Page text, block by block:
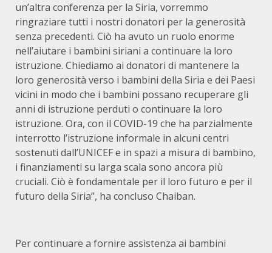
un’altra conferenza per la Siria, vorremmo
ringraziare tutti i nostri donatori per la generosità
senza precedenti. Ciò ha avuto un ruolo enorme
nell’aiutare i bambini siriani a continuare la loro
istruzione. Chiediamo ai donatori di mantenere la
loro generosità verso i bambini della Siria e dei Paesi
vicini in modo che i bambini possano recuperare gli
anni di istruzione perduti o continuare la loro
istruzione. Ora, con il COVID-19 che ha parzialmente
interrotto l’istruzione informale in alcuni centri
sostenuti dall’UNICEF e in spazi a misura di bambino,
i finanziamenti su larga scala sono ancora più
cruciali. Ciò è fondamentale per il loro futuro e per il
futuro della Siria”, ha concluso Chaiban.
Per continuare a fornire assistenza ai bambini